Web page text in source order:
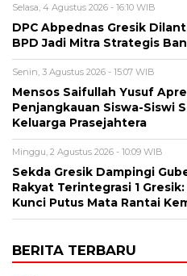
Selasa, 4 Agustus 2026 - 16:10 WIB
DPC Abpednas Gresik
BPD Jadi Mitra Strategis
Senin, 3 Agustus 2026 - 15:07 WIB
Mensos Saifullah Yusuf
Penjangkauan Siswa-Siswi
Keluarga Prasejahtera
Minggu, 2 Agustus 2026 - 10:09 WIB
Sekda Gresik Dampingi
Rakyat Terintegrasi 1
Kunci Putus Mata Rantai
BERITA TERBARU